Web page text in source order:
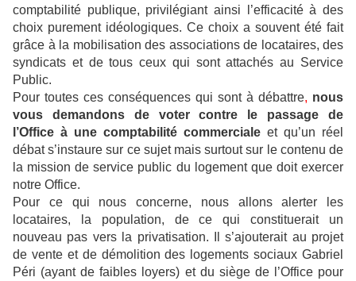
comptabilité publique, privilégiant ainsi l’efficacité à des
choix purement idéologiques. Ce choix a souvent été fait
grâce à la mobilisation des associations de locataires, des
syndicats et de tous ceux qui sont attachés au Service
Public.
Pour toutes ces conséquences qui sont à débattre, nous
vous demandons de voter contre le passage de
l’Office à une comptabilité commerciale et qu’un réel
débat s’instaure sur ce sujet mais surtout sur le contenu de
la mission de service public du logement que doit exercer
notre Office.
Pour ce qui nous concerne, nous allons alerter les
locataires, la population, de ce qui constituerait un
nouveau pas vers la privatisation. Il s’ajouterait au projet
de vente et de démolition des logements sociaux Gabriel
Péri (ayant de faibles loyers) et du siège de l’Office pour